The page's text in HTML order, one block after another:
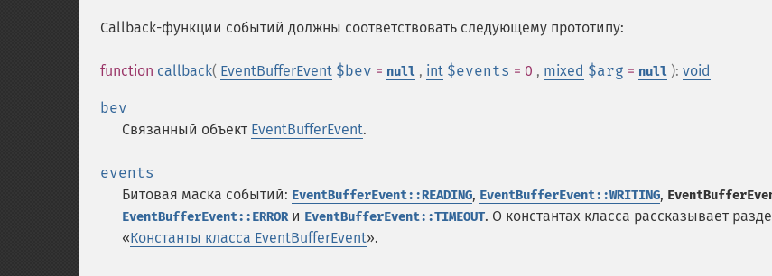
Callback-функции событий должны соответствовать следующему прототипу:
function callback( EventBufferEvent $bev = null , int $events = 0 , mixed $arg = null ): void
bev
Связанный объект EventBufferEvent.
events
Битовая маска событий: EventBufferEvent::READING, EventBufferEvent::WRITING,
EventBufferEvent::ERRORи EventBufferEvent::TIMEOUT. О константах класса рассказывает
«Константы класса EventBufferEvent».